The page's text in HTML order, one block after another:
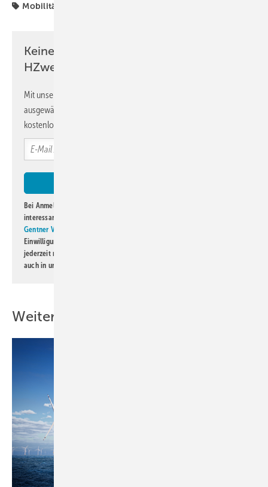
Mobilität
Keine Zeit? Kein Problem mit dem
HZwei-Newsletter!
Mit unserem Newsletter erhalten Sie regelmäßig von uns
ausgewählte Informationen und Neuigkeiten, gebündelt und
kostenlos direkt ins Postfach.
Bei Anmeldung zu diesem Newsletter bin ich damit einverstanden, über
interessante Verlags- und Online-Angebote
Gentner Verlag GmbH & Co. KG
Einwilligung kann ich jederzeit widerrufen und eine Abmeldung ist
jederzeit möglich. Informationen zum Umgang mit Daten finden Sie
auch in unserer
Weitere Inhalte